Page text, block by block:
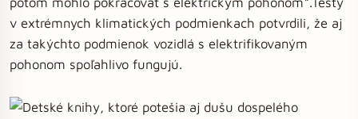
v extrémnych klimatických podmienkach potvrdili, že aj
za takýchto podmienok vozidlá s elektrifikovaným
pohonom spoľahlivo fungujú.